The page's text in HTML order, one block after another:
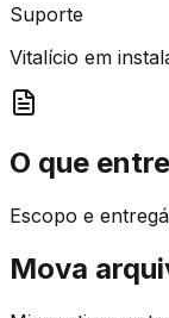
Suporte
Vitalício em
O que
Escopo e
Mova